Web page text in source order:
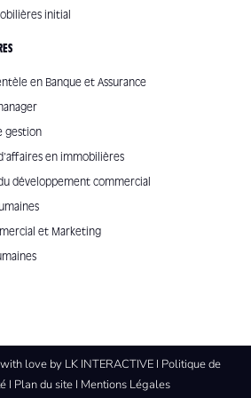
initial
en Banque et Assurance
gestion
en immobilières
développement commercial
et Marketing
with love by LK INTERACTIVEI Politique de
I Plan du siteI Mentions Légales